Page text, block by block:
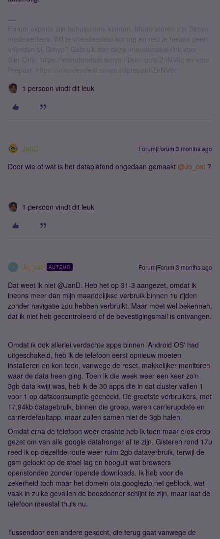
Forum experts zijn behulpzame klanten. Moderatoren zijn Simyo
medewerkers. Wil je vriendendeal-korting en heb je helaas geen
vrienden bij Simyo? Gebruik dan deze vriendendeal-link voor
Sim-Only: https://vriendendeal.simyo.nl/sim-only/ZnNV6c en voor
Prepaid: https://vriendendeal.simyo.nl/prepaid/ZnNV6c.
1 persoon vindt dit leuk
JanD Forum|Forum|3 months ago
Door wie of wat is het dataplafond ongedaan gemaakt ​ @Jo_ost ?
1 persoon vindt dit leuk
J Jo_ost AUTEUR Forum|Forum|3 months ago
Dat weet ik niet @JanD. Heb het op 31-3 aangezet, omdat ik
ineens meer dan mijn maandelijkse verbruik binnen 1u rijden
zonder navigatie zou hebben verbruikt. Maar moet wel bekennen,
dat ik niet heb gecontroleerd of de bevestigingsmail is ontvangen.
Omdat ik ook allerlei verdachte apps binnen 'Android OS' had
uitgeschakeld, heb ik de telefoon eerst opnieuw moeten
installeren en kon toen, vanwege de reset, makkelijker monitoren
waar de data heen ging. Toen ik die week weer een keer zo'n
3gb data kwijt was, heb ik de 30 apps die in dat cluster vallen 1
voor 1 op dataconsumptie gecheckt. De grootste verbruikers, met
17,94kb datagebruik, binnen die groep, waren carrierupdate en
carrierdefaultapp, maar zullen samen niet de 3gb halen.
Omdat erna de telefoon weer crashte heb ik toen maar e/os erop
gezet om van alle google datahonger af te zijn. Gisteren rond 17u
reed ik op dezelfde route weer ruim 2gb dataverbruik, terwijl de
gsm gelockt op de stoel lag en hooguit wat browsers
openstonden zonder lopende downloads. Ik heb voor de
zekerheid toch maar het domein ota.googlezip.net geblock, wat
vaak in zulke gevallen de boosdoener schijnt te zijn, maar laat de
telefoon meestal thuis nu.
Tussendoor een andere gekocht, die terug gaat vanwege de